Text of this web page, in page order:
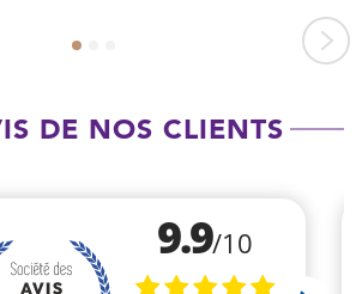
DE NOS CLIENTS